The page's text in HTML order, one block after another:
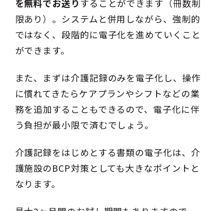
を無料でお送り することができます（冊数制
限あり）。システムと併用しながら、強制的
ではなく、段階的に電子化を進めていくこと
ができます。
また、まずは介護記録のみを電子化し、操作
に慣れてきたらケアプランやシフトなどの業
務を追加することもできるので、電子化に伴
う負担が最小限で済むでしょう。
介護記録をはじめとする書類の電子化は、介
護施設のBCP対策としても大きなポイントと
なります。